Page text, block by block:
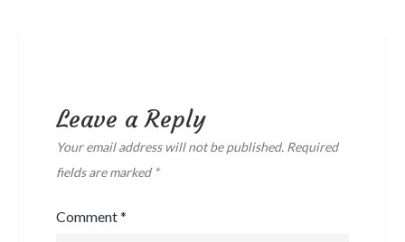
Leave a Reply
Your email address will not be published. Required
fields are marked *
Comment*